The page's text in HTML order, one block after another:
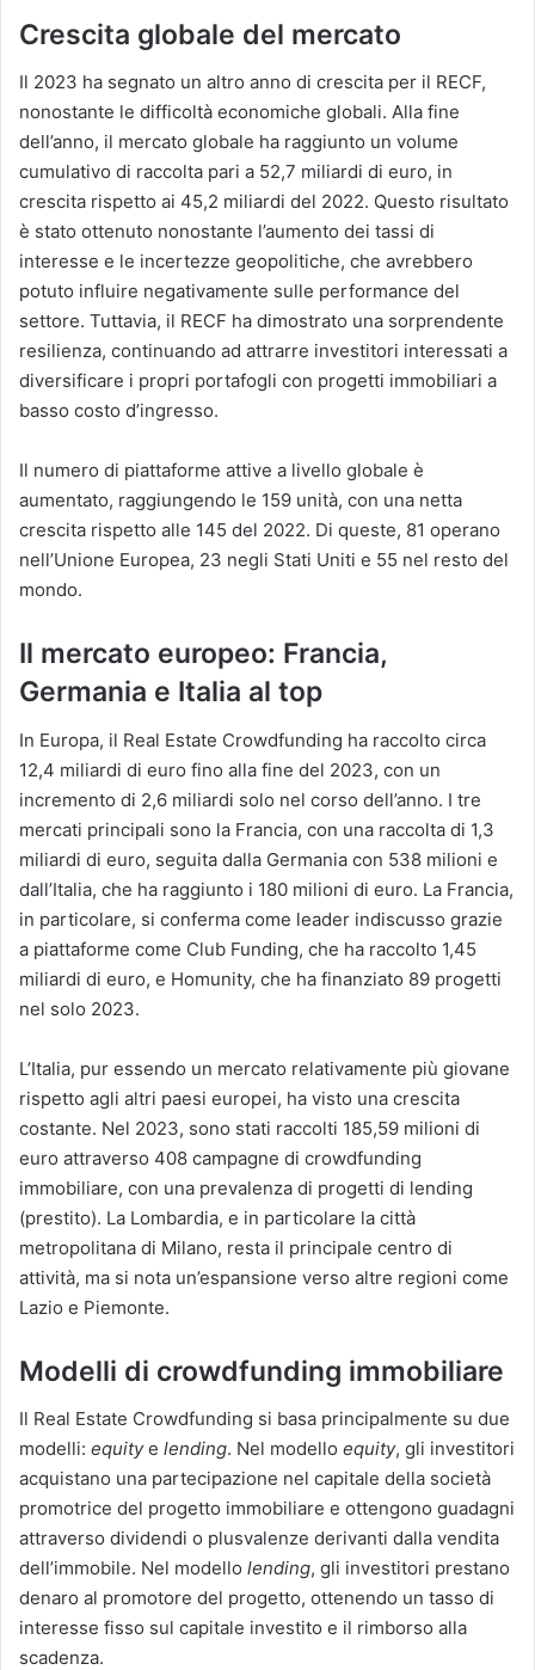
Crescita globale del mercato
Il 2023 ha segnato un altro anno di crescita per il RECF,
nonostante le difficoltà economiche globali. Alla fine
dell’anno, il mercato globale ha raggiunto un volume
cumulativo di raccolta pari a 52,7 miliardi di euro, in
crescita rispetto ai 45,2 miliardi del 2022​. Questo risultato
è stato ottenuto nonostante l’aumento dei tassi di
interesse e le incertezze geopolitiche, che avrebbero
potuto influire negativamente sulle performance del
settore. Tuttavia, il RECF ha dimostrato una sorprendente
resilienza, continuando ad attrarre investitori interessati a
diversificare i propri portafogli con progetti immobiliari a
basso costo d’ingresso.
Il numero di piattaforme attive a livello globale è
aumentato, raggiungendo le 159 unità, con una netta
crescita rispetto alle 145 del 2022​. Di queste, 81 operano
nell’Unione Europea, 23 negli Stati Uniti e 55 nel resto del
mondo.
Il mercato europeo: Francia,
Germania e Italia al top
In Europa, il Real Estate Crowdfunding ha raccolto circa
12,4 miliardi di euro fino alla fine del 2023, con un
incremento di 2,6 miliardi solo nel corso dell’anno​. I tre
mercati principali sono la Francia, con una raccolta di 1,3
miliardi di euro, seguita dalla Germania con 538 milioni e
dall’Italia, che ha raggiunto i 180 milioni di euro​. La Francia,
in particolare, si conferma come leader indiscusso grazie
a piattaforme come Club Funding, che ha raccolto 1,45
miliardi di euro, e Homunity, che ha finanziato 89 progetti
nel solo 2023​.
L’Italia, pur essendo un mercato relativamente più giovane
rispetto agli altri paesi europei, ha visto una crescita
costante. Nel 2023, sono stati raccolti 185,59 milioni di
euro attraverso 408 campagne di crowdfunding
immobiliare, con una prevalenza di progetti di lending
(prestito)​. La Lombardia, e in particolare la città
metropolitana di Milano, resta il principale centro di
attività, ma si nota un’espansione verso altre regioni come
Lazio e Piemonte​.
Modelli di crowdfunding immobiliare
Il Real Estate Crowdfunding si basa principalmente su due
modelli: equitye lending. Nel modello equity, gli investitori
acquistano una partecipazione nel capitale della società
promotrice del progetto immobiliare e ottengono guadagni
attraverso dividendi o plusvalenze derivanti dalla vendita
dell’immobile. Nel modello lending, gli investitori prestano
denaro al promotore del progetto, ottenendo un tasso di
interesse fisso sul capitale investito e il rimborso alla
scadenza​.